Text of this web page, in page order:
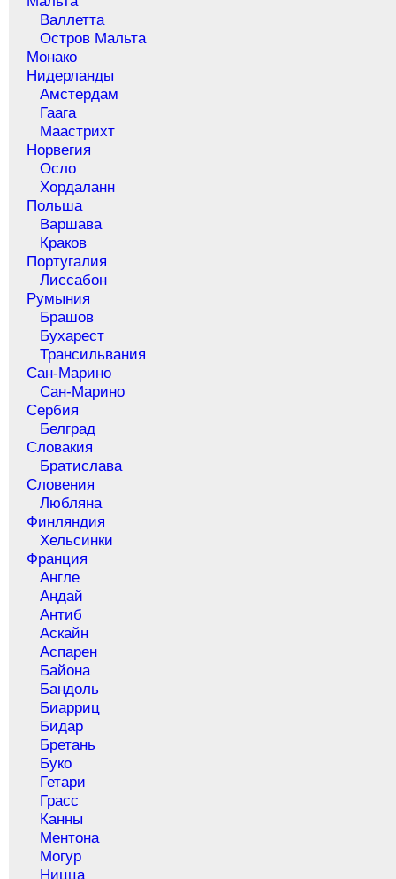
Валлетта
Остров Мальта
Монако
Нидерланды
Амстердам
Гаага
Маастрихт
Норвегия
Осло
Хордаланн
Польша
Варшава
Краков
Португалия
Лиссабон
Румыния
Брашов
Бухарест
Трансильвания
Сан-Марино
Сан-Марино
Сербия
Белград
Словакия
Братислава
Словения
Любляна
Финляндия
Хельсинки
Франция
Англе
Андай
Антиб
Аскайн
Аспарен
Байона
Бандоль
Биарриц
Бидар
Бретань
Буко
Гетари
Грасс
Канны
Ментона
Могур
Ницца